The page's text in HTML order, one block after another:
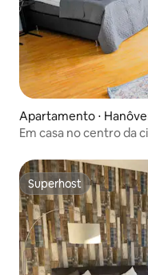
Apartamento ⋅
Em casa no centro da
Superhost
Superhost